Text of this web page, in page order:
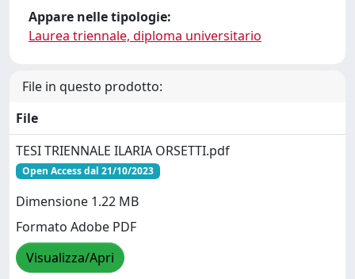
Appare nelle tipologie:
Laurea triennale, diploma universitario
File in questo prodotto:
File
TESI TRIENNALE ILARIA ORSETTI.pdf
Open Access dal 21/10/2023
Dimensione 1.22 MB
Formato Adobe PDF
Visualizza/Apri